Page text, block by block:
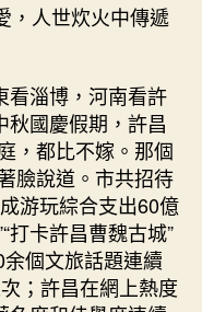
，人世炊火中傳遞
看淄博，河南看許
秋國慶假期，許昌
，都比不嫁。那個
臉說道。市共招待
游玩綜合支出60億
打卡許昌曹魏古城”
個文旅話題連續
；許昌在網上熱度